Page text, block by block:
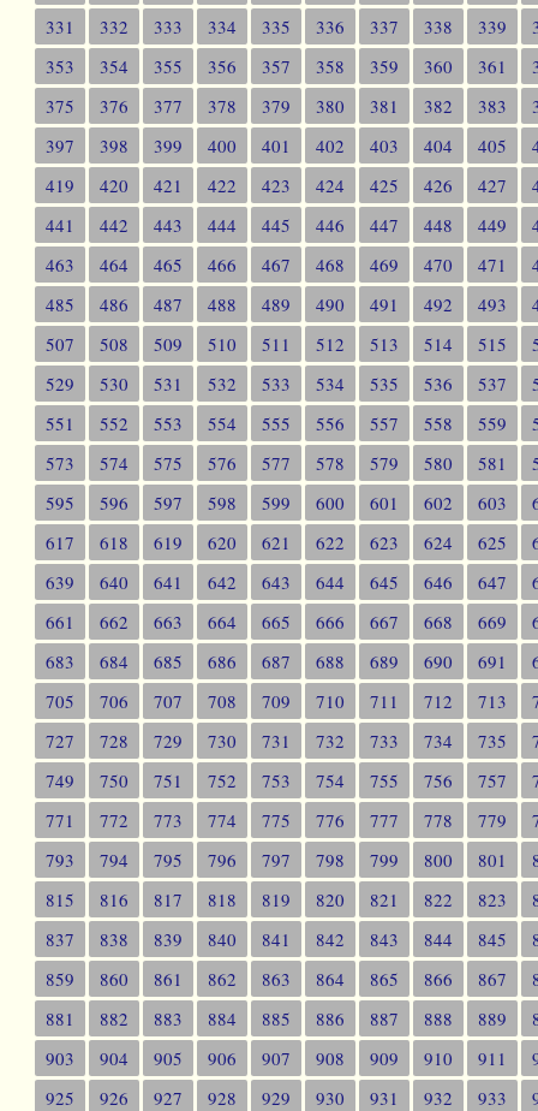
331
332 333 334 335 336 337 338 339
353
354 355 356 357 358 359 360 361
375
376 377 378 379 380 381 382 383
397
398 399 400 401 402 403 404 405
419
420 421 422 423 424 425 426 427
441
442 443 444 445 446 447 448 449
463
464 465 466 467 468 469 470 471
485
486 487 488 489 490 491 492 493
507
508 509 510 511 512 513 514 515
529
530 531 532 533 534 535 536 537
551
552 553 554 555 556 557 558 559
573
574 575 576 577 578 579 580 581
595
596 597 598 599 600 601 602 603
617
618 619 620 621 622 623 624 625
639
640 641 642 643 644 645 646 647
661
662 663 664 665 666 667 668 669
683
684 685 686 687 688 689 690 691
705
706 707 708 709 710 711 712 713
727
728 729 730 731 732 733 734 735
749
750 751 752 753 754 755 756 757
771
772 773 774 775 776 777 778 779
793
794 795 796 797 798 799 800 801
815
816 817 818 819 820 821 822 823
837
838 839 840 841 842 843 844 845
859
860 861 862 863 864 865 866 867
881
882 883 884 885 886 887 888 889
903
904 905 906 907 908 909 910 911
925
926 927 928 929 930 931 932 933